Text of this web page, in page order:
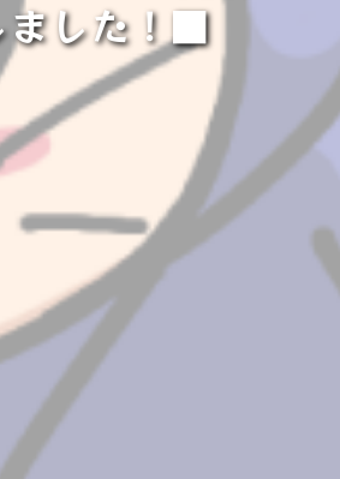
ました！■